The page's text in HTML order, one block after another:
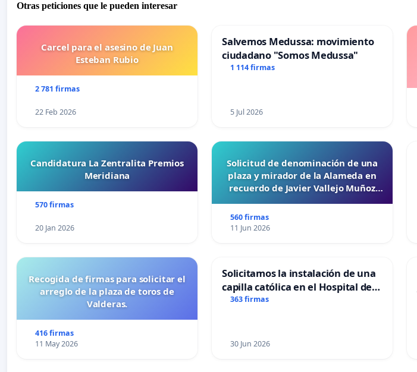
Otras peticiones que le pueden interesar
Carcel para el asesino de Juan
Esteban Rubio
2 781 firmas
22 Feb 2026
Salvemos Medussa: movimiento
ciudadano "Somos Medussa"
1 114 firmas
5 Jul 2026
Candidatura La Zentralita Premios
Meridiana
570 firmas
20 Jan 2026
Solicitud de denominación de una
plaza y mirador de la Alameda en
recuerdo de Javier Vallejo Muñoz
560 firmas
11 Jun 2026
Recogida de firmas para solicitar el
arreglo de la plaza de toros de
Valderas.
416 firmas
11 May 2026
Solicitamos la instalación de una
capilla católica en el Hospital de
Alcañiz
363 firmas
30 Jun 2026